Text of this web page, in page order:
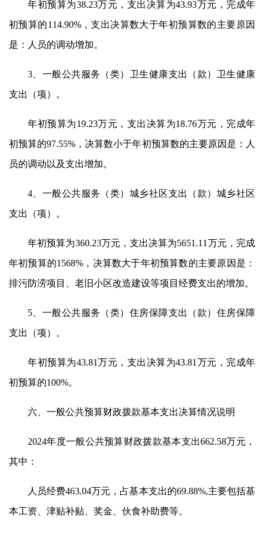
年初预算为38.23万元，支出决算为43.93万元，完成年
初预算的114.90%，支出决算数大于年初预算数的主要原因
是：人员的调动增加。
3、一般公共服务（类）卫生健康支出（款）卫生健康
支出（项）。
年初预算为19.23万元，支出决算为18.76万元，完成年
初预算的97.55%，决算数小于年初预算数的主要原因是：人
员的调动以及支出增加。
4、一般公共服务（类）城乡社区支出（款）城乡社区
支出（项）。
年初预算为360.23万元，支出决算为5651.11万元，完成
年初预算的1568%，决算数大于年初预算数的主要原因是：
排污防涝项目、老旧小区改造建设等项目经费支出的增加。
5、一般公共服务（类）住房保障支出（款）住房保障
支出（项）。
年初预算为43.81万元，支出决算为43.81万元，完成年
初预算的100%。
六、一般公共预算财政拨款基本支出决算情况说明
2024年度一般公共预算财政拨款基本支出662.58万元，
其中：
人员经费463.04万元，占基本支出的69.88%,主要包括基
本工资、津贴补贴、奖金、伙食补助费等。